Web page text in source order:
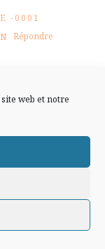
web et notre
-0001
Répondre
-0001